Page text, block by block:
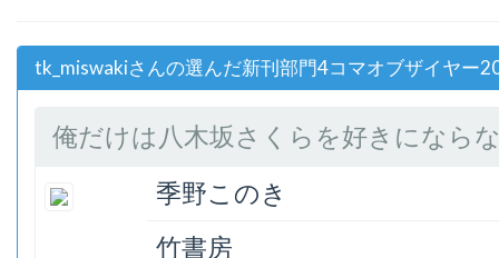
tk_miswakiさんの選んだ新刊部門4コマオブザイヤー
俺だけは八木坂さくらを好きになら
季野このき
竹書房